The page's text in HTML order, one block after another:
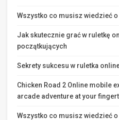
Wszystko co musisz wiedzieć o
Jak skutecznie grać w ruletkę
początkujących
Sekrety sukcesu w ruletka
Chicken Road 2 Online mobile
arcade adventure at your
Wszystko co musisz wiedzieć